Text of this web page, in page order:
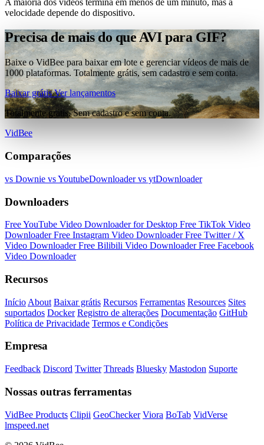
velocidade depende do dispositivo.
Precisa de mais do que AVI para GIF?
Baixe o VidBee para baixar em lote e gerenciar vídeos de mais de
1000 plataformas. Totalmente grátis, sem cadastro e sem conta.
Baixar grátisVer lançamentos
Totalmente grátis. Sem cadastro e sem conta.
VidBee
Comparações
vs Downie vs YoutubeDownloadervs ytDownloader
Downloaders
Free YouTube Video Downloader for Desktop Free TikTok Video
DownloaderFree Instagram Video DownloaderFree Twitter / X
Video DownloaderFree Bilibili Video DownloaderFree Facebook
Video Downloader
Recursos
Início About Baixar grátis Recursos Ferramentas Resources Sites
suportados Docker Registro de alterações Documentação GitHub
Política de Privacidade Termos e Condições
Empresa
Feedback Discord Twitter Threads Bluesky Mastodon Suporte
Nossas outras ferramentas
VidBee Products Clipii GeoChecker Viora BoTab VidVerse
lmspeed.net